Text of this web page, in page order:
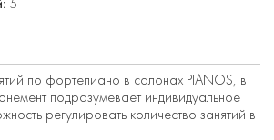
по фортепиано в салонах PIANOS, в
подразумевает индивидуальное
регулировать количество занятий в